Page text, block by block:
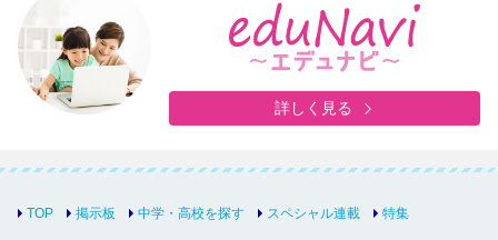
詳しく見る
TOP 掲示板 中学・高校を探す スペシャル連載 特集